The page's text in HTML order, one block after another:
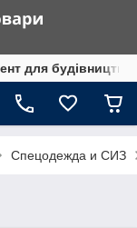
для
Спецодежда и СИЗ